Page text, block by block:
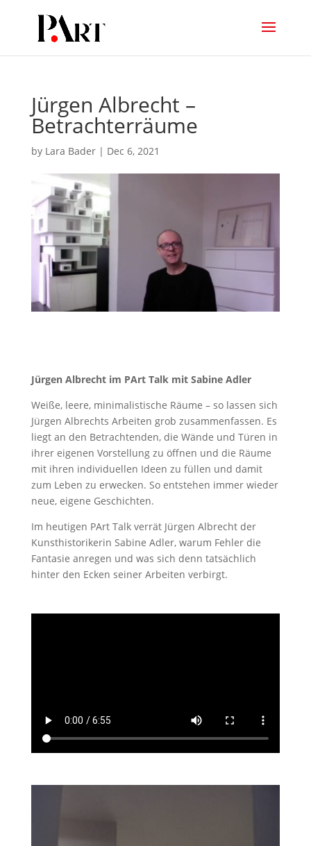
Jürgen Albrecht –
Betrachterräume
by Lara Bader| Dec 6, 2021
Jürgen Albrecht im PArt Talk mit Sabine Adler
Weiße, leere, minimalistische Räume – so lassen sich
Jürgen Albrechts Arbeiten grob zusammenfassen. Es
liegt an den Betrachtenden, die Wände und Türen in
ihrer eigenen Vorstellung zu öffnen und die Räume
mit ihren individuellen Ideen zu füllen und damit
zum Leben zu erwecken. So entstehen immer wieder
neue, eigene Geschichten.
Im heutigen PArt Talk verrät Jürgen Albrecht der
Kunsthistorikerin Sabine Adler, warum Fehler die
Fantasie anregen und was sich denn tatsächlich
hinter den Ecken seiner Arbeiten verbirgt.